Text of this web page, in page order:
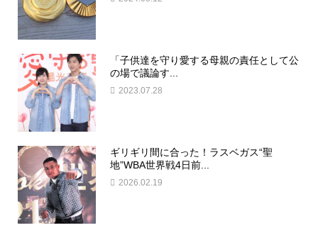
「子供達を守り愛する母親の責任として公
の場で議論す...
2023.07.28
ギリギリ間に合った！ラスベガス“聖
地”WBA世界戦4日前...
2026.02.19